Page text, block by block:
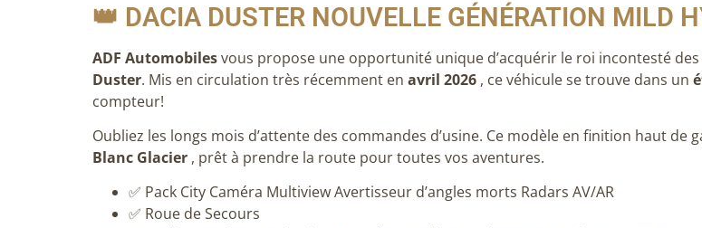
👑 DACIA DUSTER NOUVELLE GÉNÉRATION MILD
ADF Automobilesvous propose une opportunité unique d’acquérir le roi incontesté
Duster. Mis en circulation très récemment en avril 2026 , ce véhicule se trouve dans un
compteur!
Oubliez les longs mois d’attente des commandes d’usine. Ce modèle en finition haut de
Blanc Glacier , prêt à prendre la route pour toutes vos aventures.
✅ Pack City Caméra Multiview Avertisseur d’angles morts Radars AV/AR
✅ Roue de Secours